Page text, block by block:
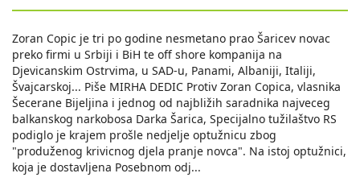
Zoran Copic je tri po godine nesmetano prao Šaricev novac
preko firmi u Srbiji i BiH te off shore kompanija na
Djevicanskim Ostrvima, u SAD-u, Panami, Albaniji, Italiji,
Švajcarskoj... Piše MIRHA DEDIC Protiv Zoran Copica, vlasnika
Šecerane Bijeljina i jednog od najbližih saradnika najveceg
balkanskog narkobosa Darka Šarica, Specijalno tužilaštvo RS
podiglo je krajem prošle nedjelje optužnicu zbog
"produženog krivicnog djela pranje novca". Na istoj optužnici,
koja je dostavljena Posebnom odj...